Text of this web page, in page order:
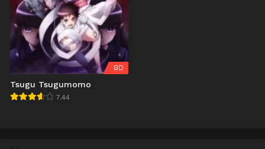
BD
Tsugu Tsugumomo
7.44